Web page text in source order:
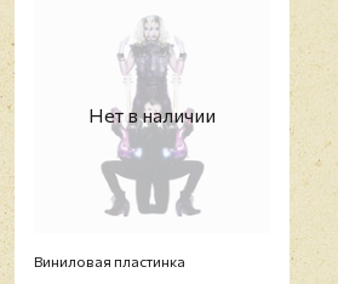
Нет в наличии
Виниловая пластинка